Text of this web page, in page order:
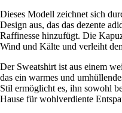
Dieses Modell zeichnet sich
Design aus, das das dezente
Raffinesse hinzufügt. Die
Wind und Kälte und verleiht
Der Sweatshirt ist aus einem
das ein warmes und
Stil ermöglicht es, ihn sowohl
Hause für wohlverdiente